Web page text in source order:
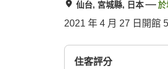
仙台, 宮城縣, 日本 於
2021 年 4 月 27 日開館
住客評分